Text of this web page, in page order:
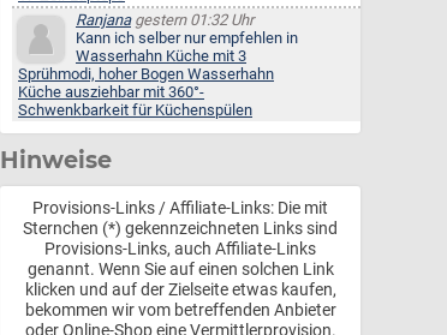
Ranjanagestern 01:32 Uhr
Kann ich selber nur empfehlen in
Wasserhahn Küche mit 3
Sprühmodi, hoher Bogen Wasserhahn
Küche ausziehbar mit 360°-
Schwenkbarkeit für Küchenspülen
Hinweise
Provisions-Links / Affiliate-Links: Die mit
Sternchen (*) gekennzeichneten Links sind
Provisions-Links, auch Affiliate-Links
genannt. Wenn Sie auf einen solchen Link
klicken und auf der Zielseite etwas kaufen,
bekommen wir vom betreffenden Anbieter